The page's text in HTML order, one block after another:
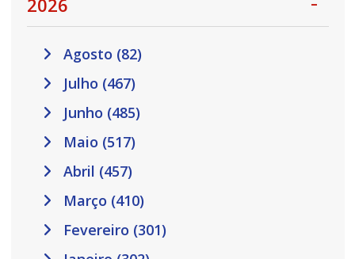
Agosto (82)
Julho (467)
Junho (485)
Maio (517)
Abril (457)
Março (410)
Fevereiro (301)